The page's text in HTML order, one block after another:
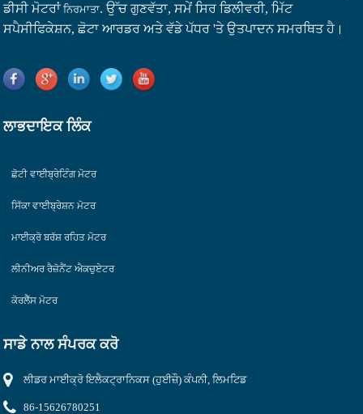
ਡੀਸੀ ਮੋਟਰਾਂ ਨਿਰਮਾਤਾ. ਉੱਚ ਗੁਣਵੱਤਾ, ਸਮੇਂ ਸਿਰ ਡਿਲੀਵਰੀ, ਮਿੱਟ
ਸਪੈਸੀਫਿਕੇਸ਼ਨ, ਛੋਟਾ ਆਰਡਰ ਅਤੇ ਵੱਡੇ ਪੱਧਰ 'ਤੇ ਉਤਪਾਦਨ ਸਮਰਥਿਤ ਹੈ।
ਲਾਭਦਾਇਕ ਲਿੰਕ
ਛੋਟੀ ਵਾਈਬ੍ਰੇਟਿੰਗ ਮੋਟਰ
ਸਿੱਕਾ ਵਾਈਬ੍ਰੇਸ਼ਨ ਮੋਟਰ
ਮਾਈਕ੍ਰੋ ਬਰੱਸ਼ ਰਹਿਤ ਮੋਟਰ
ਲੀਨੀਅਰ ਰੈਜ਼ੋਨੈਂਟ ਐਕਚੁਏਟਰ
ਕੋਰਲੈੱਸ ਮੋਟਰ
ਸਾਡੇ ਨਾਲ ਸੰਪਰਕ ਕਰੋ
ਲੀਡਰ ਮਾਈਕ੍ਰੋ ਇਲੈਕਟ੍ਰਾਨਿਕਸ (ਹੁਈਜ਼ੌ) ਕੰਪਨੀ, ਲਿਮਟਿਡ
86-15626780251